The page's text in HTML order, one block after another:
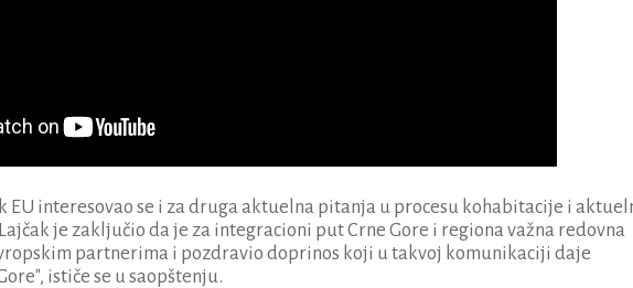
EU interesovao se i za druga aktuelna pitanja u procesu kohabitacije i
je zaključio da je za integracioni put Crne Gore i regiona važna redovna
partnerima i pozdravio doprinos koji u takvoj komunikaciji daje
ističe se u saopštenju.